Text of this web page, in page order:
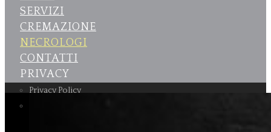
SERVIZI
CREMAZIONE
NECROLOGI
CONTATTI
PRIVACY
Privacy Policy